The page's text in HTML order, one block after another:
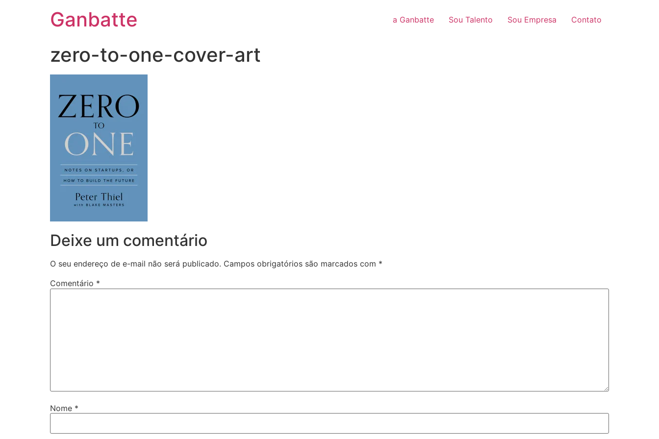
Ganbatte a Ganbatte Sou Talento Sou Empresa Contato
zero-to-one-cover-art
Deixe um comentário
O seu endereço de e-mail não será publicado. Campos obrigatórios são marcados com *
Comentário *
Nome *